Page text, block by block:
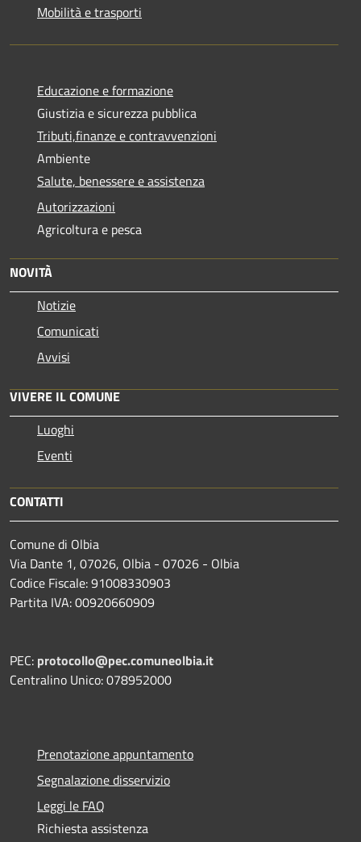
Mobilità e trasporti
Educazione e formazione
Giustizia e sicurezza pubblica
Tributi,finanze e contravvenzioni
Ambiente
Salute, benessere e assistenza
Autorizzazioni
Agricoltura e pesca
NOVITÀ
Notizie
Comunicati
Avvisi
VIVERE IL COMUNE
Luoghi
Eventi
CONTATTI
Comune di Olbia
Via Dante 1, 07026, Olbia - 07026 - Olbia
Codice Fiscale: 91008330903
Partita IVA: 00920660909
PEC: protocollo@pec.comuneolbia.it
Centralino Unico: 078952000
Prenotazione appuntamento
Segnalazione disservizio
Leggi le FAQ
Richiesta assistenza